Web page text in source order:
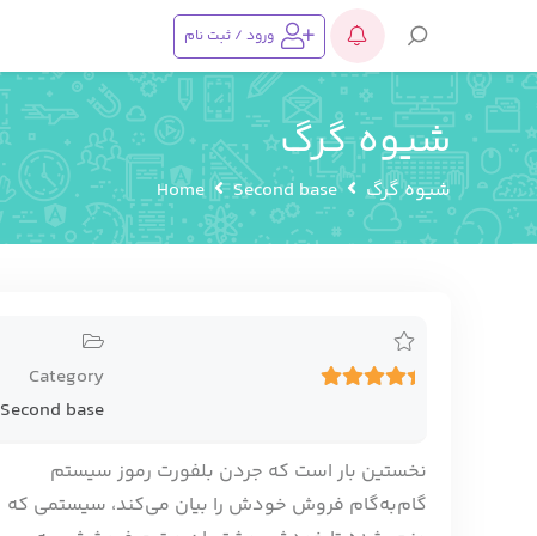
ورود / ثبت نام
شیوه گرگ
Home Second base شیوه گرگ
Category
Second base
نخستین بار است که جردن بلفورت رموز سیستم
گام‌به‌گام فروش خودش را بیان می‌کند، سیستمی که